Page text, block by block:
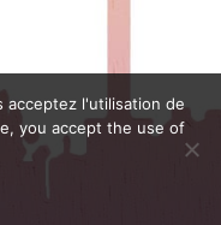
acceptez l'utilisation de
you accept the use of